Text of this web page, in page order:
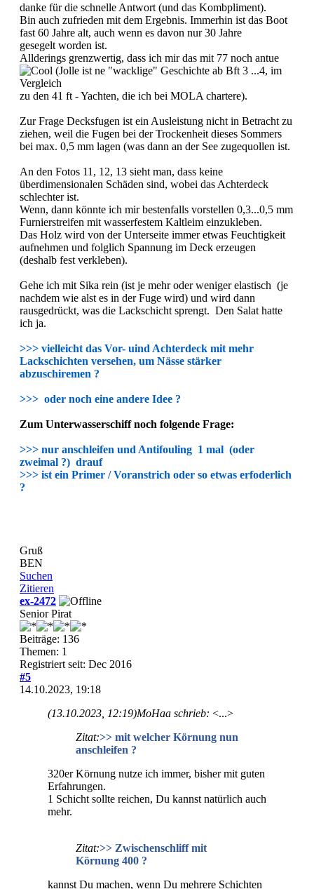
danke für die schnelle Antwort (und das Kombpliment).
Bin auch zufrieden mit dem Ergebnis. Immerhin ist das Boot
fast 60 Jahre alt, auch wenn es davon nur 30 Jahre
gesegelt worden ist.
Allderings grenzwertig, dass ich mir das mit 77 noch antue
(Jolle ist ne "wacklige" Geschichte ab Bft 3 ...4, im
Vergleich
zu den 41 ft - Yachten, die ich bei MOLA chartere).
Zur Frage Decksfugen ist ein Ausleistung nicht in Betracht zu
ziehen, weil die Fugen bei der Trockenheit dieses Sommers
bei max. 0,5 mm lagen (was dann an der See zugequollen ist.
An den Fotos 11, 12, 13 sieht man, dass keine
überdimensionalen Schäden sind, wobei das Achterdeck
schlechter ist.
Wenn, dann könnte ich mir bestenfalls vorstellen 0,3...0,5 mm
Furnierstreifen mit wasserfestem Kaltleim einzukleben.
Das Holz wird von der Unterseite immer etwas Feuchtigkeit
aufnehmen und folglich Spannung im Deck erzeugen
(deshalb fest verkleben).
Gehe ich mit Sika rein (ist je mehr oder weniger elastisch (je
nachdem wie alst es in der Fuge wird) und wird dann
rausgedrückt, was die Lackschicht sprengt. Den Salat hatte
ich ja.
>>> vielleicht das Vor- uind Achterdeck mit mehr
Lackschichten versehen, um Nässe stärker
abzuschiremen ?
>>> oder noch eine andere Idee ?
Zum Unterwasserschiff noch folgende Frage:
>>> nur anschleifen und Antifouling 1 mal (oder
zweimal ?) drauf
>>> ist ein Primer / Voranstrich oder so etwas erfoderlich
?
Gruß
BEN
Suchen
Zitieren
ex-2472
Senior Pirat
Beiträge: 136
Themen: 1
Registriert seit: Dec 2016
#5
14.10.2023, 19:18
(13.10.2023, 12:19)MoHaa schrieb: <...>
Zitat:>> mit welcher Körnung nun
anschleifen ?
320er Körnung nutze ich immer, bisher mit guten
Erfahrungen.
1 Schicht sollte reichen, Du kannst natürlich auch
mehr.
Zitat:>> Zwischenschliff mit
Körnung 400 ?
kannst Du machen, wenn Du mehrere Schichten